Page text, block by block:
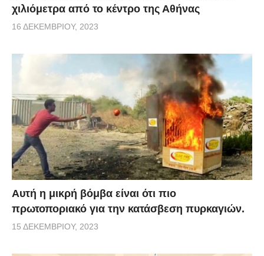
χιλιόμετρα από το κέντρο της Αθήνας
16 ΔΕΚΕΜΒΡΊΟΥ, 2023
Αυτή η μικρή βόμβα είναι ότι πιο
πρωτοποριακό για την κατάσβεση πυρκαγιών.
15 ΔΕΚΕΜΒΡΊΟΥ, 2023